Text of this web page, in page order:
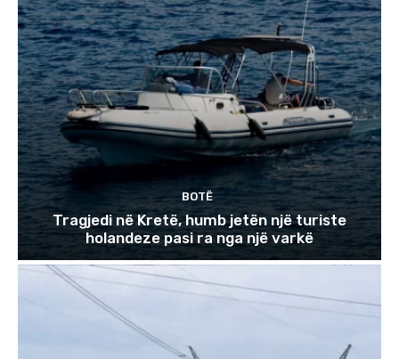
BOTË
Tragjedi në Kretë, humb jetën një turiste
holandeze pasi ra nga një varkë